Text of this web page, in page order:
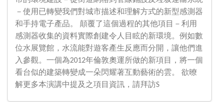
－使用已轉變我們對城市描述和理解方式的新型感測器
和手持電子產品。 顛覆了這個過程的其他項目－利用
感測器收集的資料實際創建令人目眩的新環境。例如數
位水展覽館，水流能對遊客產生反應而分開，讓他們進
入參觀。一個為2012年倫敦奧運所做的新項目，將一個
看台似的建築轉變成一朵閃耀著互動藝術的雲。 欲暸
解更多本演講中提及之項目資訊，請拜訪S